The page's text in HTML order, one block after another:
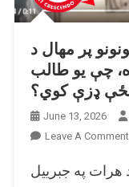
پر مهال د
چې یو طالب
ډزې کوي؟
June 13, 2026
Leave A Comment
میاشتې په 9مه د هرات په جبرییل